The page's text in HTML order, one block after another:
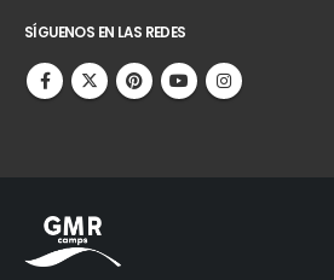
SÍGUENOS EN LAS REDES